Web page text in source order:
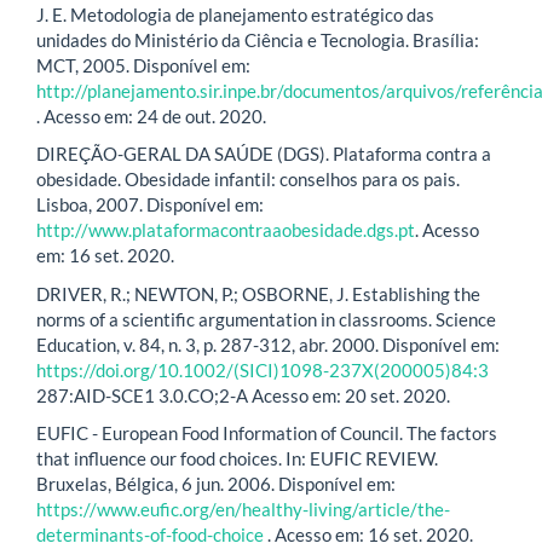
J. E. Metodologia de planejamento estratégico das
unidades do Ministério da Ciência e Tecnologia. Brasília:
MCT, 2005. Disponível em:
http://planejamento.sir.inpe.br/documentos/arquivos/
. Acesso em: 24 de out. 2020.
DIREÇÃO-GERAL DA SAÚDE (DGS). Plataforma contra a
obesidade. Obesidade infantil: conselhos para os pais.
Lisboa, 2007. Disponível em:
http://www.plataformacontraaobesidade.dgs.pt. Acesso
em: 16 set. 2020.
DRIVER, R.; NEWTON, P.; OSBORNE, J. Establishing the
norms of a scientific argumentation in classrooms. Science
Education, v. 84, n. 3, p. 287-312, abr. 2000. Disponível em:
https://doi.org/10.1002/(SICI)1098-237X(200005)84:3
287:AID-SCE1 3.0.CO;2-A Acesso em: 20 set. 2020.
EUFIC - European Food Information of Council. The factors
that influence our food choices. In: EUFIC REVIEW.
Bruxelas, Bélgica, 6 jun. 2006. Disponível em:
https://www.eufic.org/en/healthy-living/article/the-
determinants-of-food-choice. Acesso em: 16 set. 2020.